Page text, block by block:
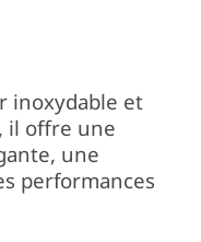
inoxydable et
il offre une
une
performances